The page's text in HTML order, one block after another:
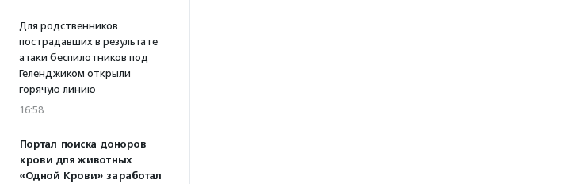
Для родственников
пострадавших в результате
атаки беспилотников под
Геленджиком открыли
горячую линию
16:58
Портал поиска доноров
крови для животных
«Одной Крови» заработал